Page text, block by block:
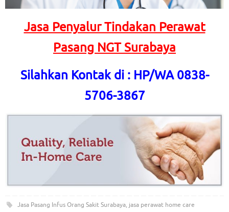
Jasa Penyalur Tindakan Perawat
Pasang NGT Surabaya
Silahkan Kontak di : HP/WA 0838-
5706-3867
Jasa Pasang Infus Orang Sakit Surabaya, jasa perawat home care